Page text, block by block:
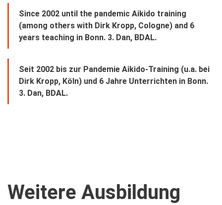
Since 2002 until the pandemic Aikido training
(among others with Dirk Kropp, Cologne) and 6
years teaching in Bonn. 3. Dan, BDAL.
Seit 2002 bis zur Pandemie Aikido-Training (u.a. bei
Dirk Kropp, Köln) und 6 Jahre Unterrichten in Bonn.
3. Dan, BDAL.
Weitere Ausbildung